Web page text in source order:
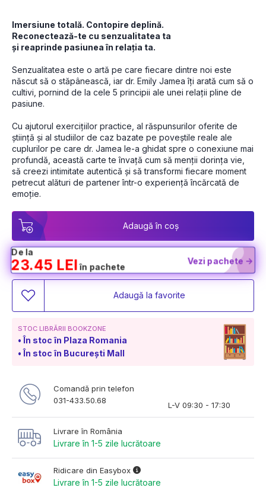
Imersiune totală. Contopire deplină.
Reconectează-te cu senzualitatea ta
și reaprinde pasiunea în relația ta.
Senzualitatea este o artă pe care fiecare dintre noi este
născut să o stăpânească, iar dr. Emily Jamea îți arată cum să o
cultivi, pornind de la cele 5 principii ale unei relații pline de
pasiune.
Cu ajutorul exercițiilor practice, al răspunsurilor oferite de
știință și al studiilor de caz bazate pe poveștile reale ale
cuplurilor pe care dr. Jamea le-a ghidat spre o conexiune mai
profundă, această carte te învață cum să menții dorința vie,
să creezi intimitate autentică și să transformi fiecare moment
petrecut alături de partener într-o experiență încărcată de
emoție.
Adaugă în coș
De la
23.45 LEI în pachete
Vezi pachete ->
Adaugă la favorite
STOC LIBRĂRII BOOKZONE
În stoc în Plaza Romania
În stoc în București Mall
Comandă prin telefon
031-433.50.68
L-V 09:30 - 17:30
Livrare în România
Livrare în 1-5 zile lucrătoare
Ridicare din Easybox
Livrare în 1-5 zile lucrătoare